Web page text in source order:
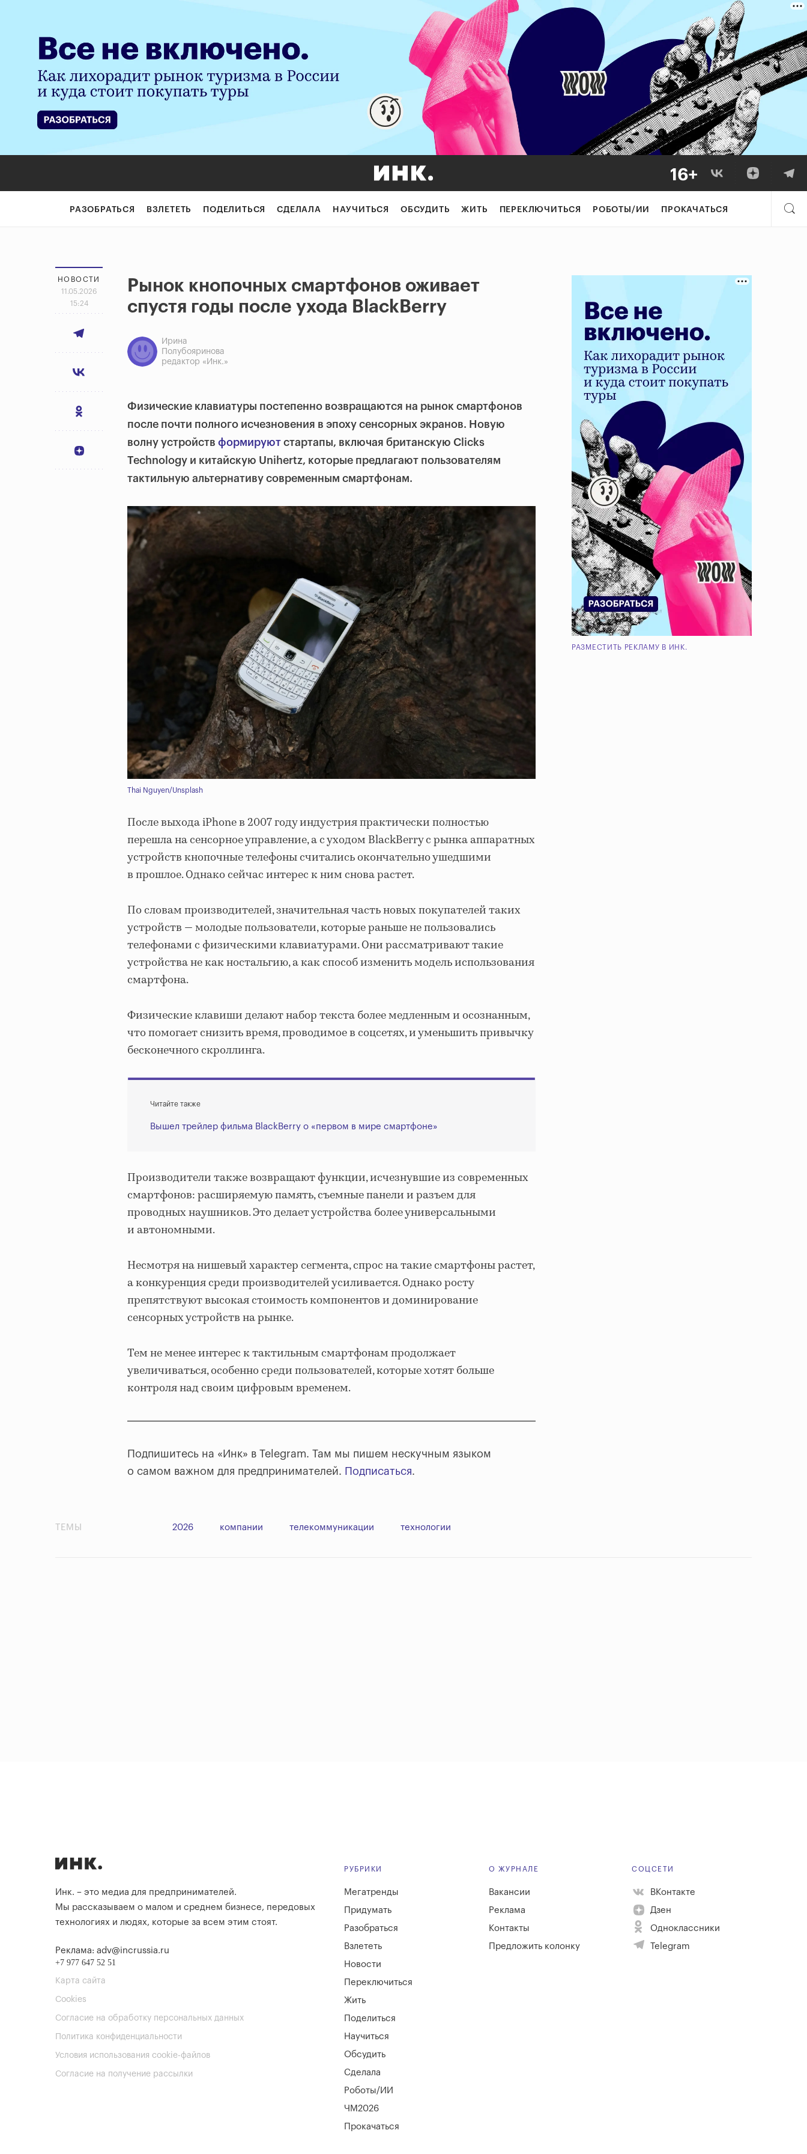
РАЗОБРАТЬСЯ ВЗЛЕТЕТЬ ПОДЕЛИТЬСЯ СДЕЛАЛА НАУЧИТЬСЯ ОБСУДИТЬ ЖИТЬ ПЕРЕКЛЮЧИТЬСЯ РОБОТЫ/ИИ ПРОКАЧАТЬСЯ
НОВОСТИ
11.05.2026
15:24
Рынок кнопочных смартфонов оживает
спустя годы после ухода BlackBerry
Ирина
Полубояринова
редактор «Инк.»
Физические клавиатуры постепенно возвращаются на рынок смартфонов
после почти полного исчезновения в эпоху сенсорных экранов. Новую
волну устройств формируют стартапы, включая британскую Clicks
Technology и китайскую Unihertz, которые предлагают пользователям
тактильную альтернативу современным смартфонам.
Thai Nguyen/Unsplash
После выхода iPhone в 2007 году индустрия практически полностью
перешла на сенсорное управление, а с уходом BlackBerry с рынка аппаратных
устройств кнопочные телефоны считались окончательно ушедшими
в прошлое. Однако сейчас интерес к ним снова растет.
По словам производителей, значительная часть новых покупателей таких
устройств — молодые пользователи, которые раньше не пользовались
телефонами с физическими клавиатурами. Они рассматривают такие
устройства не как ностальгию, а как способ изменить модель использования
смартфона.
Физические клавиши делают набор текста более медленным и осознанным,
что помогает снизить время, проводимое в соцсетях, и уменьшить привычку
бесконечного скроллинга.
Читайте также
Вышел трейлер фильма BlackBerry о «первом в мире смартфоне»
Производители также возвращают функции, исчезнувшие из современных
смартфонов: расширяемую память, съемные панели и разъем для
проводных наушников. Это делает устройства более универсальными
и автономными.
Несмотря на нишевый характер сегмента, спрос на такие смартфоны растет,
а конкуренция среди производителей усиливается. Однако росту
препятствуют высокая стоимость компонентов и доминирование
сенсорных устройств на рынке.
Тем не менее интерес к тактильным смартфонам продолжает
увеличиваться, особенно среди пользователей, которые хотят больше
контроля над своим цифровым временем.
Подпишитесь на «Инк» в Telegram. Там мы пишем нескучным языком
о самом важном для предпринимателей. Подписаться.
РАЗМЕСТИТЬ РЕКЛАМУ В ИНК.
ТЕМЫ 2026 компании телекоммуникации технологии
Инк. – это медиа для предпринимателей.
Мы рассказываем о малом и среднем бизнесе, передовых
технологиях и людях, которые за всем этим стоят.
Реклама: adv@incrussia.ru
+7 977 647 52 51
Карта сайта
Cookies
Согласие на обработку персональных данных
Политика конфиденциальности
Условия использования cookie-файлов
Согласие на получение рассылки
РУБРИКИ
Мегатренды
Придумать
Разобраться
Взлететь
Новости
Переключиться
Жить
Поделиться
Научиться
Обсудить
Сделала
Роботы/ИИ
ЧМ2026
Прокачаться
О ЖУРНАЛЕ
Вакансии
Реклама
Контакты
Предложить колонку
СОЦСЕТИ
ВКонтакте
Дзен
Одноклассники
Telegram